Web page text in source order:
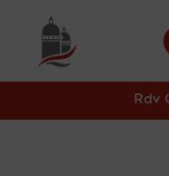
principal
Rdv